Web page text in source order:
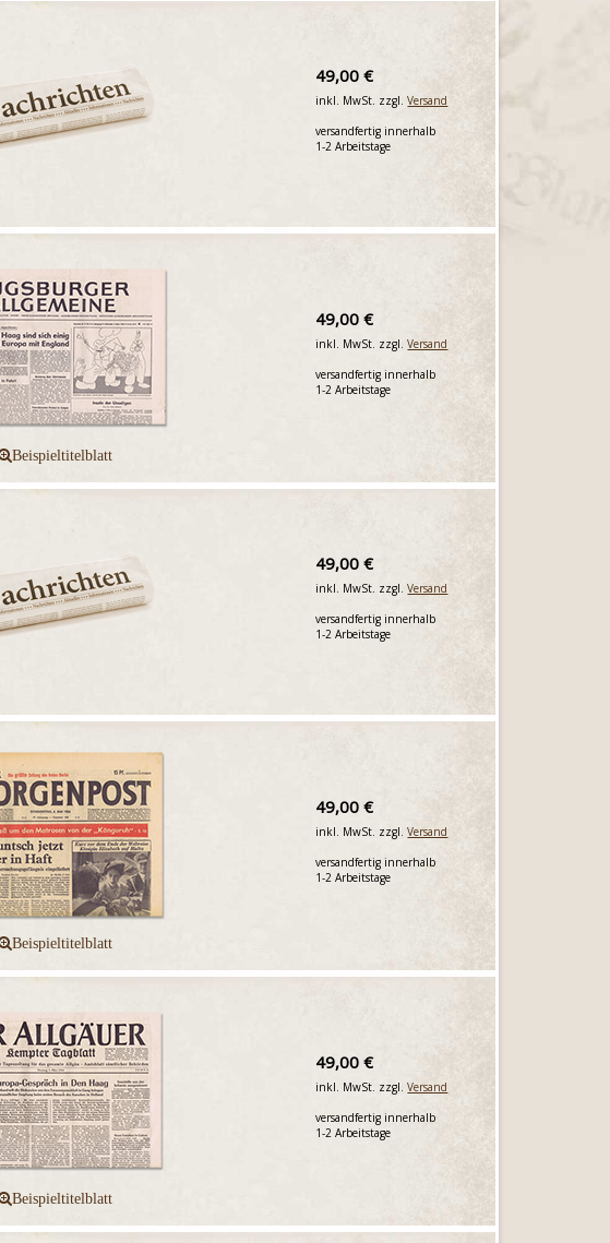
49,00 €
inkl. MwSt. zzgl.Versand
versandfertig innerhalb
1-2 Arbeitstage
49,00 €
inkl. MwSt. zzgl.Versand
versandfertig innerhalb
1-2 Arbeitstage
49,00 €
inkl. MwSt. zzgl.Versand
versandfertig innerhalb
1-2 Arbeitstage
49,00 €
inkl. MwSt. zzgl.Versand
versandfertig innerhalb
1-2 Arbeitstage
49,00 €
inkl. MwSt. zzgl.Versand
versandfertig innerhalb
1-2 Arbeitstage